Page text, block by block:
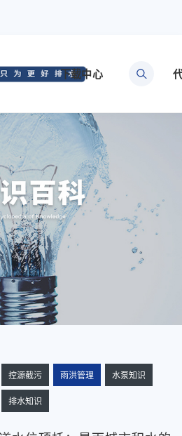
下载中心
控源截污 雨洪管理 水泵知识
排水知识